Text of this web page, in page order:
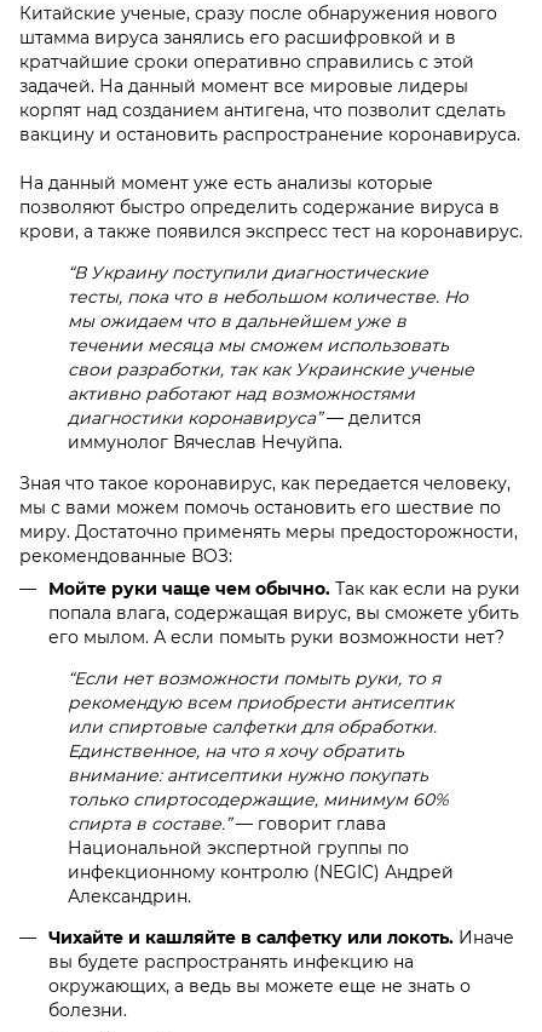
Китайские ученые, сразу после обнаружения нового
штамма вируса занялись его расшифровкой и в
кратчайшие сроки оперативно справились с этой
задачей. На данный момент все мировые лидеры
корпят над созданием антигена, что позволит сделать
вакцину и остановить распространение коронавируса.
На данный момент уже есть анализы которые
позволяют быстро определить содержание вируса в
крови, а также появился экспресс тест на коронавирус.
“В Украину поступили диагностические
тесты, пока что в небольшом количестве. Но
мы ожидаем что в дальнейшем уже в
течении месяца мы сможем использовать
свои разработки, так как Украинские ученые
активно работают над возможностями
диагностики коронавируса”— делится
иммунолог Вячеслав Нечуйпа.
Зная что такое коронавирус, как передается человеку,
мы с вами можем помочь остановить его шествие по
миру. Достаточно применять меры предосторожности,
рекомендованные ВОЗ:
Мойте руки чаще чем обычно. Так как если на руки
попала влага, содержащая вирус, вы сможете убить
его мылом. А если помыть руки возможности нет?
“Если нет возможности помыть руки, то я
рекомендую всем приобрести антисептик
или спиртовые салфетки для обработки.
Единственное, на что я хочу обратить
внимание: антисептики нужно покупать
только спиртосодержащие, минимум 60%
спирта в составе.”— говорит глава
Национальной экспертной группы по
инфекционному контролю (NEGIC) Андрей
Александрин.
Чихайте и кашляйте в салфетку или локоть. Иначе
вы будете распространять инфекцию на
окружающих, а ведь вы можете еще не знать о
болезни.